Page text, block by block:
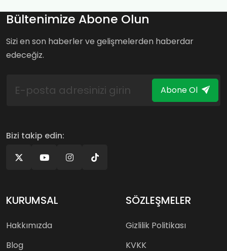
Bültenimize Abone Olun
Sizi en son haberler ve gelişmelerden haberdar
edeceğiz.
Abone Ol
Bizi takip edin:
KURUMSAL
Hakkımızda
Blog
SÖZLEŞMELER
Gizlilik Politikası
KVKK